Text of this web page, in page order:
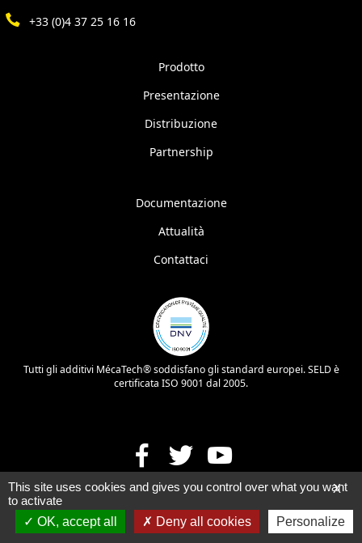
UN DISTRIBUTORE ?
+33 (0)4 37 25 16 16
Prodotto
Presentazione
Distribuzione
Partnership
Documentazione
Attualità
Contattaci
Tutti gli additivi MécaTech® soddisfano gli standard europei. SELD è
certificata ISO 9001 dal 2005.
© MécaTech Performances 2026 - Réalisé par
X
This site uses cookies and gives you control over what you want
to activate
OK, accept all
Deny all cookies Personalize